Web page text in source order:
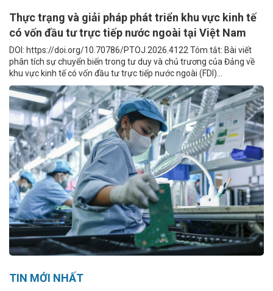
Thực trạng và giải pháp phát triển khu vực kinh tế
có vốn đầu tư trực tiếp nước ngoài tại Việt Nam
DOI: https://doi.org/10.70786/PTOJ.2026.4122 Tóm tắt: Bài viết
phân tích sự chuyển biến trong tư duy và chủ trương của Đảng về
khu vực kinh tế có vốn đầu tư trực tiếp nước ngoài (FDI)...
TIN MỚI NHẤT